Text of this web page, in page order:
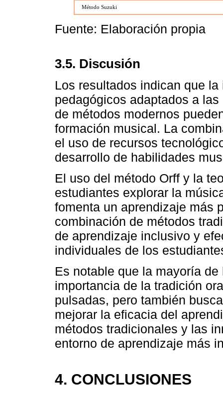
Método Suzuki
Fuente: Elaboración propia
3.5. Discusión
Los resultados indican que
pedagógicos adaptados a
de métodos modernos
formación musical. La
el uso de recursos
desarrollo de habilidades
El uso del método Orff y la
estudiantes explorar la
fomenta un aprendizaje más
combinación de métodos
de aprendizaje inclusivo y
individuales de los
Es notable que la mayoría
importancia de la tradición
pulsadas, pero también
mejorar la eficacia del
métodos tradicionales y las
entorno de aprendizaje más
4. CONCLUSIONES